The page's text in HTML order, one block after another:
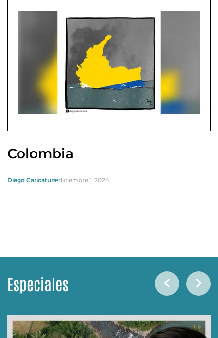
Colombia
Diego Caricatura diciembre 1, 2024
Especiales